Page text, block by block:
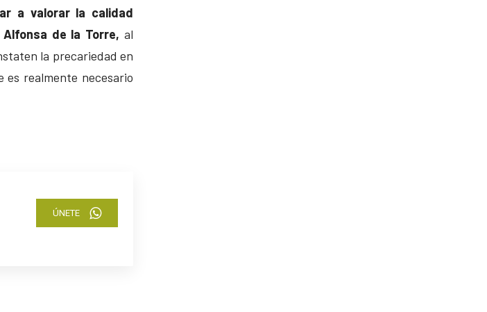
a valorar la calidad
de la Torre, al
la precariedad en
es realmente necesario
ÚNETE